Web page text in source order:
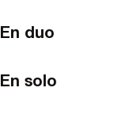
En duo
En solo